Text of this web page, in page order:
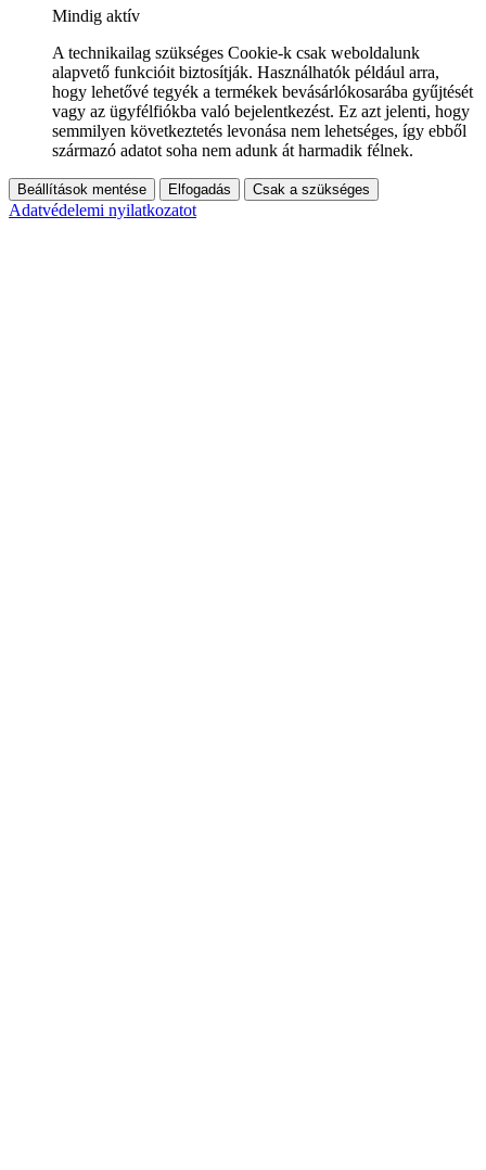
Mindig aktív
A technikailag szükséges Cookie-k csak weboldalunk
alapvető funkcióit biztosítják. Használhatók például arra,
hogy lehetővé tegyék a termékek bevásárlókosarába gyűjtését
vagy az ügyfélfiókba való bejelentkezést. Ez azt jelenti, hogy
semmilyen következtetés levonása nem lehetséges, így ebből
származó adatot soha nem adunk át harmadik félnek.
Beállítások mentése Elfogadás Csak a szükséges
Adatvédelemi nyilatkozatot